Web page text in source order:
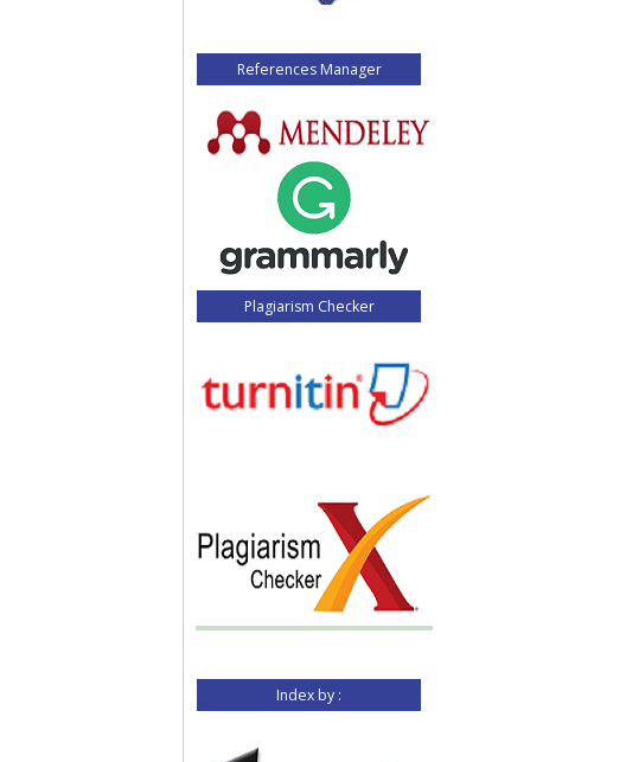
References Manager
Plagiarism Checker
Index by :